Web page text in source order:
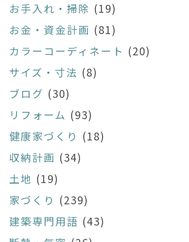
お手入れ・掃除 (19)
お金・資金計画 (81)
カラーコーディネート (20)
サイズ・寸法 (8)
ブログ (30)
リフォーム (93)
健康家づくり (18)
収納計画 (34)
土地 (19)
家づくり (239)
建築専門用語 (43)